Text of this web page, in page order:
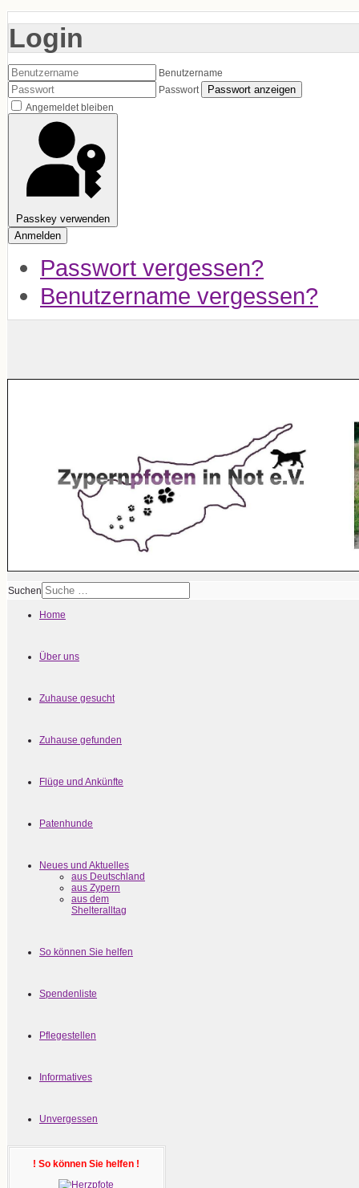
Login
Benutzername
Passwort
Passwort anzeigen
Angemeldet bleiben
Passkey verwenden
Anmelden
Passwort vergessen?
Benutzername vergessen?
Suchen
Home
Über uns
Zuhause gesucht
Zuhause gefunden
Flüge und Ankünfte
Patenhunde
Neues und Aktuelles
aus Deutschland
aus Zypern
aus dem
Shelteralltag
So können Sie helfen
Spendenliste
Pflegestellen
Informatives
Unvergessen
! So können Sie helfen !